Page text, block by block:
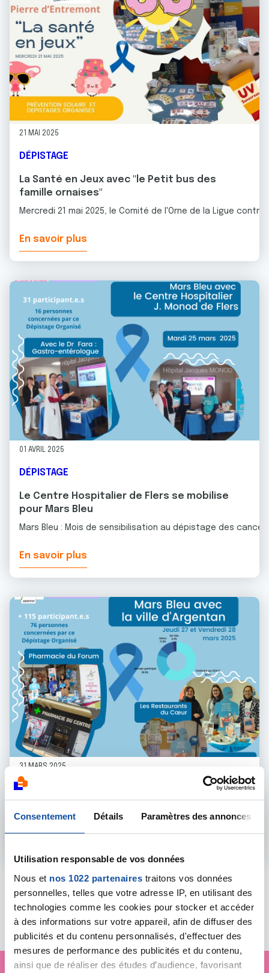
Consentement Détails Paramètres des annonces
Utilisation responsable de vos données
Nous et nos 1022 partenaires traitons vos données
personnelles, telles que votre adresse IP, en utilisant des
technologies comme les cookies pour stocker et accéder
à des informations sur votre appareil, afin de diffuser des
publicités et du contenu personnalisés, d'effectuer des
mesures de performance des publicités et du contenu,
ainsi que de réaliser des études d’audience, favorisant
21 MAI 2025
DÉPISTAGE
La Santé en Jeux avec "le Petit bus des
famille ornaises"
Mercredi 21 mai 2025, le Comité de l'Orne de la Ligue
En savoir plus
01 AVRIL 2025
DÉPISTAGE
Le Centre Hospitalier de Flers se mobilise
pour Mars Bleu
Mars Bleu : Mois de sensibilisation au dépistage des
En savoir plus
31 MARS 2025
DÉPISTAGE
Mars Bleu 2025, mobilisation à Argentan
Toutes les actualités